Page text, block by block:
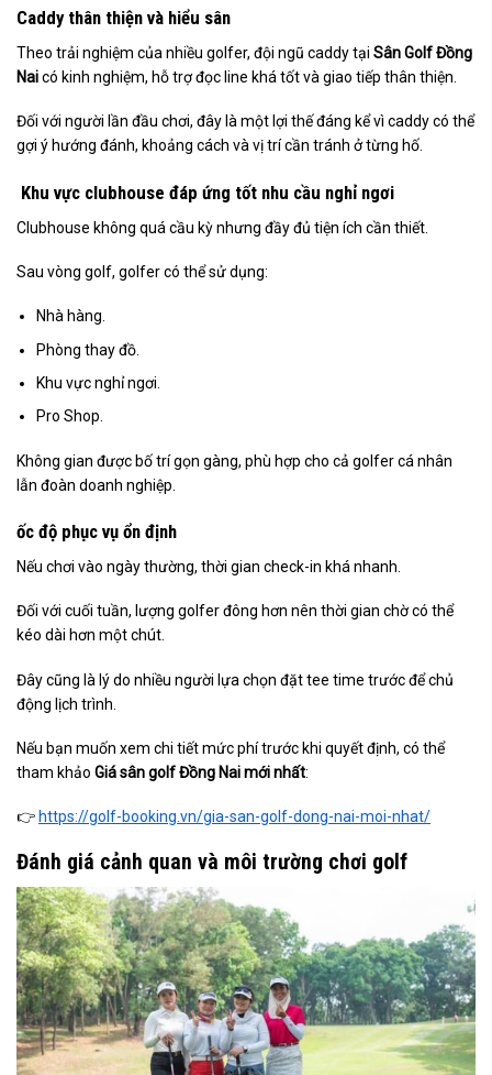
Caddy thân thiện và hiểu sân
Theo trải nghiệm của nhiều golfer, đội ngũ caddy tại Sân Golf Đồng
Naicó kinh nghiệm, hỗ trợ đọc line khá tốt và giao tiếp thân thiện.
Đối với người lần đầu chơi, đây là một lợi thế đáng kể vì caddy có thể
gợi ý hướng đánh, khoảng cách và vị trí cần tránh ở từng hố.
Khu vực clubhouse đáp ứng tốt nhu cầu nghỉ ngơi
Clubhouse không quá cầu kỳ nhưng đầy đủ tiện ích cần thiết.
Sau vòng golf, golfer có thể sử dụng:
Nhà hàng.
Phòng thay đồ.
Khu vực nghỉ ngơi.
Pro Shop.
Không gian được bố trí gọn gàng, phù hợp cho cả golfer cá nhân
lẫn đoàn doanh nghiệp.
ốc độ phục vụ ổn định
Nếu chơi vào ngày thường, thời gian check-in khá nhanh.
Đối với cuối tuần, lượng golfer đông hơn nên thời gian chờ có thể
kéo dài hơn một chút.
Đây cũng là lý do nhiều người lựa chọn đặt tee time trước để chủ
động lịch trình.
Nếu bạn muốn xem chi tiết mức phí trước khi quyết định, có thể
tham khảo Giá sân golf Đồng Nai mới nhất:
👉 https://golf-booking.vn/gia-san-golf-dong-nai-moi-nhat/
Đánh giá cảnh quan và môi trường chơi golf